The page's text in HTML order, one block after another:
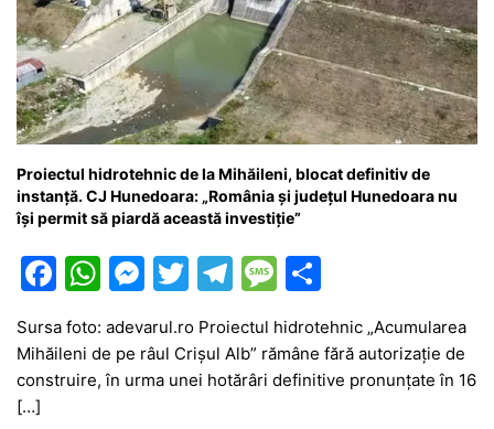
Proiectul hidrotehnic de la Mihăileni, blocat definitiv de
instanță. CJ Hunedoara: „România și județul Hunedoara nu
își permit să piardă această investiție”
F
a
c
e
W
at
s
M
s
s
T
itt
er
T
e
gr
M
e
s
s
ar
ta
je
Sursa foto: adevarul.ro Proiectul hidrotehnic „Acumularea
Mihăileni de pe râul Crișul Alb” rămâne fără autorizație de
construire, în urma unei hotărâri definitive pronunțate în 16
[…]